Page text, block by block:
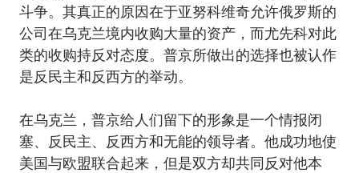
斗争。其真正的原因在于亚努科维奇允许俄罗斯的
公司在乌克兰境内收购大量的资产，而尤先科对此
类的收购持反对态度。普京所做出的选择也被认作
是反民主和反西方的举动。
在乌克兰，普京给人们留下的形象是一个情报闭
塞、反民主、反西方和无能的领导者。他成功地使
美国与欧盟联合起来，但是双方却共同反对他本